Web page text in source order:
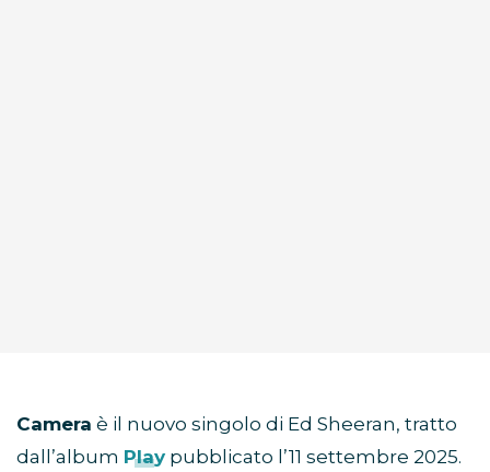
Camera è il nuovo singolo di Ed Sheeran, tratto
dall’album Play pubblicato l’11 settembre 2025.